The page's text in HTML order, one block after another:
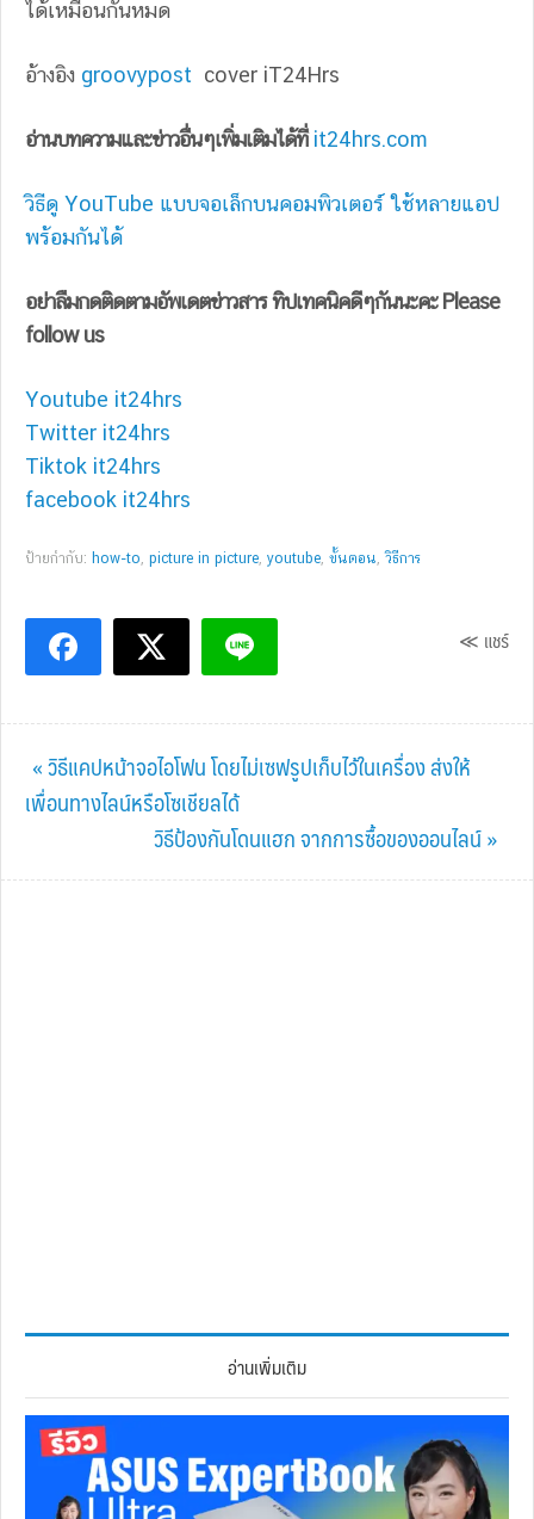
ได้เหมือนกันหมด
อ้างอิง groovypost cover iT24Hrs
อ่านบทความและข่าวอื่นๆเพิ่มเติมได้ที่ it24hrs.com
วิธีดู YouTube แบบจอเล็กบนคอมพิวเตอร์ ใช้หลายแอป
พร้อมกันได้
อย่าลืมกดติดตามอัพเดตข่าวสาร ทิปเทคนิคดีๆกันนะคะ Please
follow us
Youtube it24hrs
Twitter it24hrs
Tiktok it24hrs
facebook it24hrs
ป้ายกำกับ: how-to picture in picture youtube ขั้นตอน ,วิธีการ
≪ แชร์
Previous
Post:
« วิธีแคปหน้าจอไอโฟน โดยไม่เซฟรูปเก็บไว้ในเครื่อง ส่งให้
เพื่อนทางไลน์หรือโซเชียลได้
Next
Post:
วิธีป้องกันโดนแฮก จากการซื้อของออนไลน์ »
อ่านเพิ่มเติม